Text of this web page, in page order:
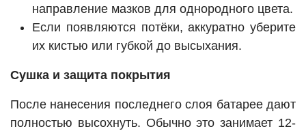
направление мазков для однородного цвета.
Если появляются потёки, аккуратно уберите
их кистью или губкой до высыхания.
Сушка и защита покрытия
После нанесения последнего слоя батарее дают
полностью высохнуть. Обычно это занимает 12-